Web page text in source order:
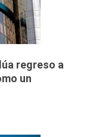
regreso a
un